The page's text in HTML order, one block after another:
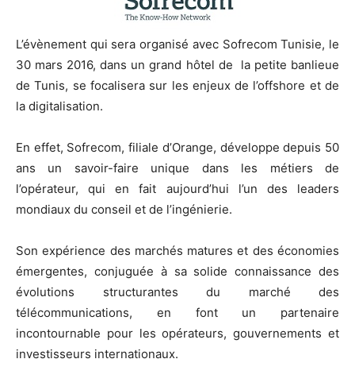
L’évènement qui sera organisé avec Sofrecom Tunisie, le
30 mars 2016, dans un grand hôtel de la petite banlieue
de Tunis, se focalisera sur les enjeux de l’offshore et de
la digitalisation.
En effet, Sofrecom, filiale d’Orange, développe depuis 50
ans un savoir-faire unique dans les métiers de
l’opérateur, qui en fait aujourd’hui l’un des leaders
mondiaux du conseil et de l’ingénierie.
Son expérience des marchés matures et des économies
émergentes, conjuguée à sa solide connaissance des
évolutions structurantes du marché des
télécommunications, en font un partenaire
incontournable pour les opérateurs, gouvernements et
investisseurs internationaux.